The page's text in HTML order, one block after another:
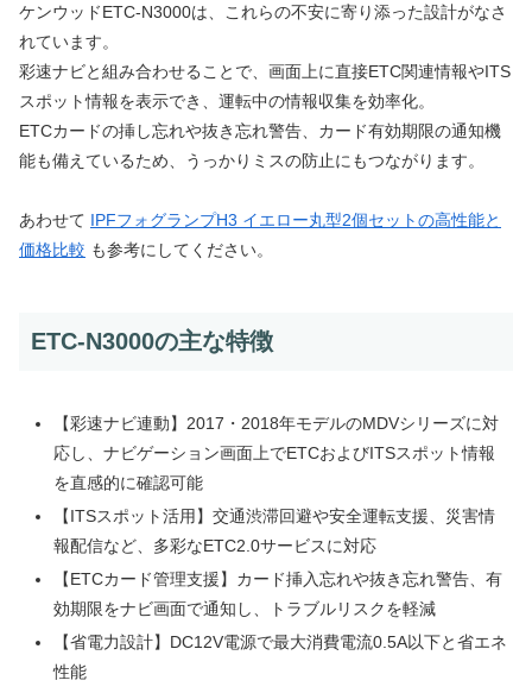
ケンウッドETC-N3000は、これらの不安に寄り添った設計がなさ
れています。
彩速ナビと組み合わせることで、画面上に直接ETC関連情報やITS
スポット情報を表示でき、運転中の情報収集を効率化。
ETCカードの挿し忘れや抜き忘れ警告、カード有効期限の通知機
能も備えているため、うっかりミスの防止にもつながります。
あわせて IPFフォグランプH3 イエロー丸型2個セットの高性能と
価格比較 も参考にしてください。
ETC-N3000の主な特徴
【彩速ナビ連動】2017・2018年モデルのMDVシリーズに対
応し、ナビゲーション画面上でETCおよびITSスポット情報
を直感的に確認可能
【ITSスポット活用】交通渋滞回避や安全運転支援、災害情
報配信など、多彩なETC2.0サービスに対応
【ETCカード管理支援】カード挿入忘れや抜き忘れ警告、有
効期限をナビ画面で通知し、トラブルリスクを軽減
【省電力設計】DC12V電源で最大消費電流0.5A以下と省エネ
性能